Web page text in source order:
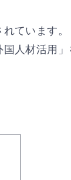
ています。
人材活用